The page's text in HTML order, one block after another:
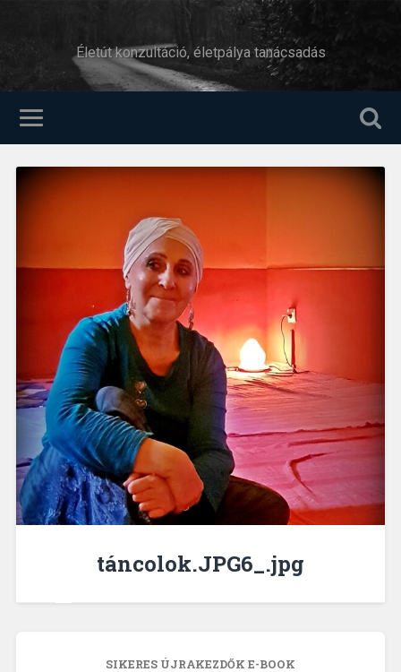
Életút konzultáció, életpálya tanácsadás
táncolok.JPG6_.jpg
SIKERES ÚJRAKEZDŐK E-BOOK